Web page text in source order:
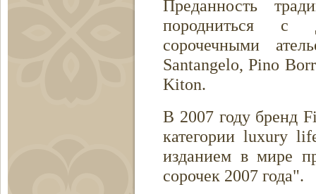
Преданность
породниться с
сорочечными
Santangelo, Pino
Kiton.
В 2007 году бренд
категории luxury
изданием в мире
сорочек 2007 года".